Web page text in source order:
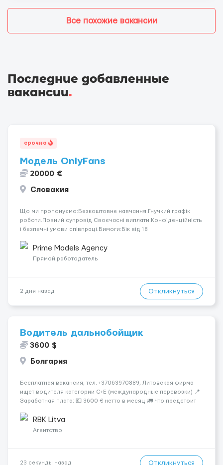
Все похожие вакансии
Последние добавленные
вакансии.
срочно
Модель OnlyFans
20000 €
Словакия
Що ми пропонуємо:Безкоштовне навчання.Гнучкий графік
роботи.Повний супровід Своєчасні виплати.Конфіденційність
і безпечні умови співпраці.Вимоги:Вік від 18
розвиватися.Досвід не обов’язковий.Якщо вас зацікавила
вакансія — залишайте відгук, і ми зв’яжемося ...
Prime Models Agency
Прямой работодатель
2 дня назад Откликнуться
Водитель дальнобойщик
3600 $
Болгария
Бесплатная вакансия, тел. +37063970889, Литовская фирма
ищет водителя категории C+E (международные перевозки) 📍
Заработная плата: 💶 3600 € нетто в месяц 🚛 Что предстоит
рефрижераторах. В среднем 400–500 км в день. Погрузки и
разгрузки...
RBK Litva
Агентство
23 секунды назад Откликнуться